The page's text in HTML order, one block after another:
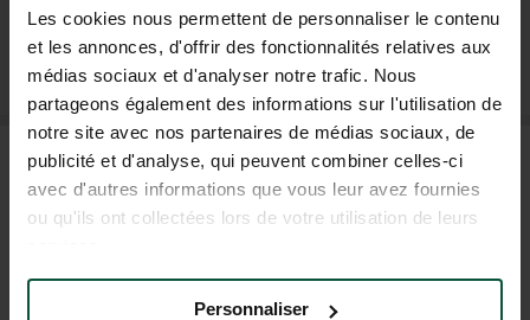
Les cookies nous permettent de personnaliser le contenu
et les annonces, d'offrir des fonctionnalités relatives aux
médias sociaux et d'analyser notre trafic. Nous
partageons également des informations sur l'utilisation de
notre site avec nos partenaires de médias sociaux, de
publicité et d'analyse, qui peuvent combiner celles-ci
avec d'autres informations que vous leur avez fournies
ou qu'ils ont collectées lors de votre utilisation de leurs
Personnaliser
SUSCRÍBASE A NUESTRO BOLETÍN
PREGUNTAS FRECUENTES